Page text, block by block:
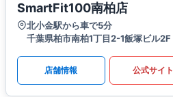
SmartFit100南柏店
北小金駅から車で5分
千葉県柏市南柏1丁目2-1飯塚ビル2F
店舗情報 公式サイト